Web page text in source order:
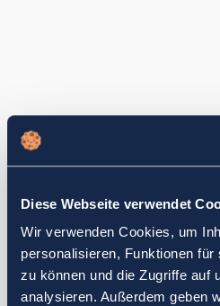
Diese Webseite verwendet
Wir verwenden Cookies, um
personalisieren, Funktionen
zu können und die Zugriffe auf
analysieren. Außerdem geben